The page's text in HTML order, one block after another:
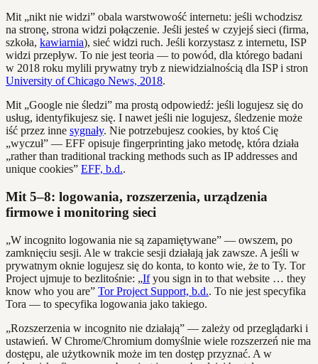
Mit „nikt nie widzi” obala warstwowość internetu: jeśli wchodzisz
na stronę, strona widzi połączenie. Jeśli jesteś w czyjejś sieci (firma,
szkoła, kawiarnia), sieć widzi ruch. Jeśli korzystasz z internetu, ISP
widzi przepływ. To nie jest teoria — to powód, dla którego badani
w 2018 roku mylili prywatny tryb z niewidzialnością dla ISP i stron
University of Chicago News, 2018.
Mit „Google nie śledzi” ma prostą odpowiedź: jeśli logujesz się do
usług, identyfikujesz się. I nawet jeśli nie logujesz, śledzenie może
iść przez inne sygnały. Nie potrzebujesz cookies, by ktoś Cię
„wyczuł” — EFF opisuje fingerprinting jako metodę, która działa
„rather than traditional tracking methods such as IP addresses and
unique cookies” EFF, b.d..
Mit 5–8: logowania, rozszerzenia, urządzenia
firmowe i monitoring sieci
„W incognito logowania nie są zapamiętywane” — owszem, po
zamknięciu sesji. Ale w trakcie sesji działają jak zawsze. A jeśli w
prywatnym oknie logujesz się do konta, to konto wie, że to Ty. Tor
Project ujmuje to bezlitośnie: „Ifyou sign in to that website … they
know who you are” Tor Project Support, b.d.. To nie jest specyfika
Tora — to specyfika logowania jako takiego.
„Rozszerzenia w incognito nie działają” — zależy od przeglądarki i
ustawień. W Chrome/Chromium domyślnie wiele rozszerzeń nie ma
dostępu, ale użytkownik może im ten dostęp przyznać. A w